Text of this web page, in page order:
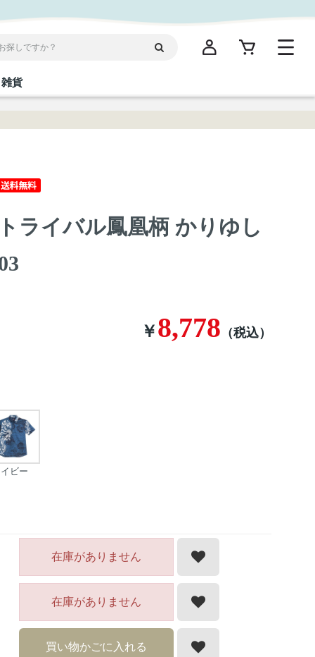
だし／スパイス／島唐辛子
菓子
限定商品（ご当地）
ィケア
ア
ィース
雑貨
ライバル鳳凰柄 かりゆし
￥8,778 （税込）
ビー
在庫がありません
在庫がありません
買い物かごに入れる